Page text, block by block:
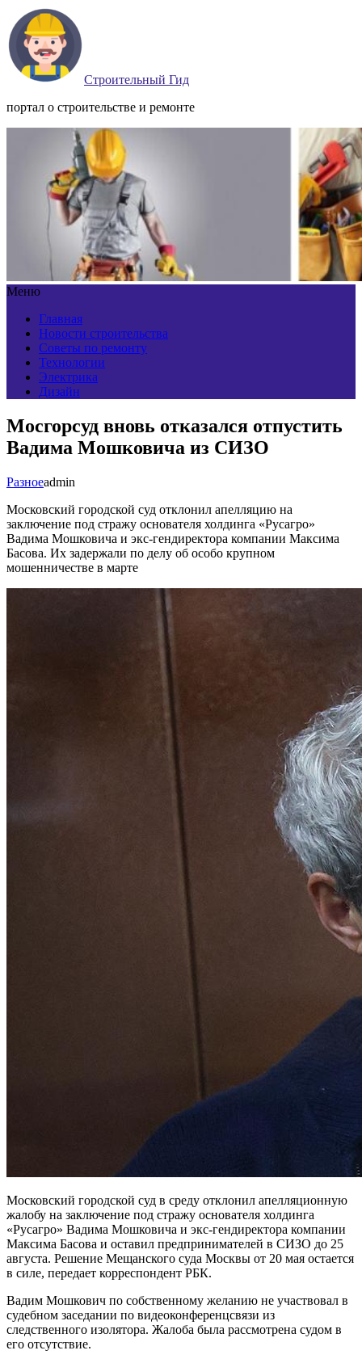
Строительный Гид
портал о строительстве и ремонте
Меню
Главная
Новости строительства
Советы по ремонту
Технологии
Электрика
Дизайн
Мосгорсуд вновь отказался отпустить
Вадима Мошковича из СИЗО
Разноеadmin
Московский городской суд отклонил апелляцию на
заключение под стражу основателя холдинга «Русагро»
Вадима Мошковича и экс-гендиректора компании Максима
Басова. Их задержали по делу об особо крупном
мошенничестве в марте
Московский городской суд в среду отклонил апелляционную
жалобу на заключение под стражу основателя холдинга
«Русагро» Вадима Мошковича и экс-гендиректора компании
Максима Басова и оставил предпринимателей в СИЗО до 25
августа. Решение Мещанского суда Москвы от 20 мая остается
в силе, передает корреспондент РБК.
Вадим Мошкович по собственному желанию не участвовал в
судебном заседании по видеоконференцсвязи из
следственного изолятора. Жалоба была рассмотрена судом в
его отсутствие.